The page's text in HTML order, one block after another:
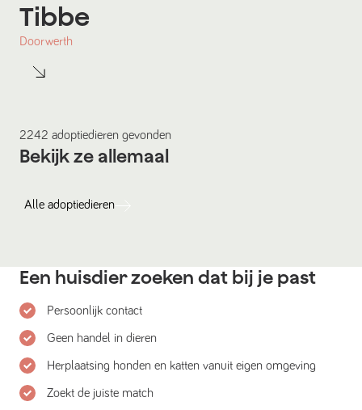
Tibbe
Doorwerth
2242 adoptiedieren gevonden
Bekijk ze allemaal
Alle adoptiedieren
Een huisdier zoeken dat bij je past
Persoonlijk contact
Geen handel in dieren
Herplaatsing honden en katten vanuit eigen omgeving
Zoekt de juiste match